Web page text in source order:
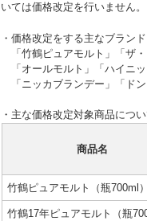
いては価格改定を行いません。
・価格改定をする主なブラン
「竹鶴ピュアモルト」「ザ・
「オールモルト」「ハイニッ
「ニッカブランデー」「ドン
・主な価格改定対象商品につ
商品名
竹鶴ピュアモルト（瓶700ml）
竹鶴17年ピュアモルト（瓶